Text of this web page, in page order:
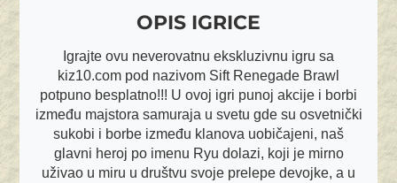
OPIS IGRICE
Igrajte ovu neverovatnu ekskluzivnu igru sa
kiz10.com pod nazivom Sift Renegade Brawl
potpuno besplatno!!! U ovoj igri punoj akcije i borbi
između majstora samuraja u svetu gde su osvetnički
sukobi i borbe između klanova uobičajeni, naš
glavni heroj po imenu Ryu dolazi, koji je mirno
uživao u miru u društvu svoje prelepe devojke, a u